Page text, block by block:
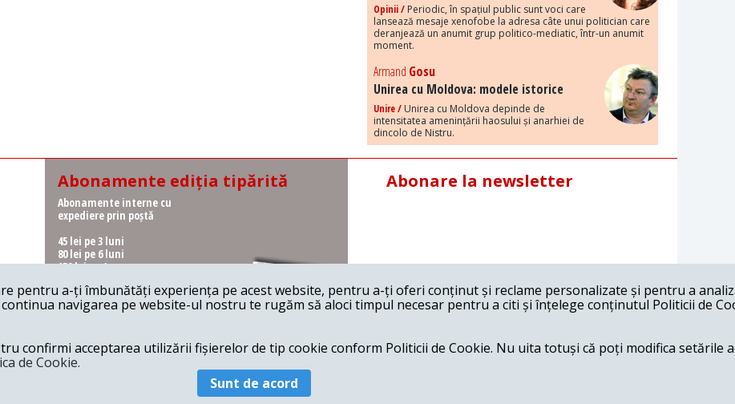
Opinii / Periodic, în spațiul public sunt voci care
lansează mesaje xenofobe la adresa câte unui politician care
deranjează un anumit grup politico-mediatic, într-un anumit
moment.
Armand Gosu
Unirea cu Moldova: modele istorice
Unire / Unirea cu Moldova depinde de
intensitatea amenințării haosului și anarhiei de
dincolo de Nistru.
Abonamente ediția tipărită
Abonamente interne cu
expediere prin poștă
45 lei pe 3 luni
80 lei pe 6 luni
150 lei pe 1 an
Abonamente interne cu
ridicare de la redacție
62 lei pe 6 luni
115 lei pe 1 an
Abonare la newsletter
© 2026 Revista 22
pentru a-ți îmbunătăți experiența pe acest website, pentru a-ți oferi conținut și reclame personalizate și pentru a
navigarea pe website-ul nostru te rugăm să aloci timpul necesar pentru a citi și înțelege conținutul Politicii de
confirmi acceptarea utilizării fișierelor de tip cookie conform Politicii de Cookie. Nu uita totuși că poți modifica setările
de Cookie.
Sunt de acord